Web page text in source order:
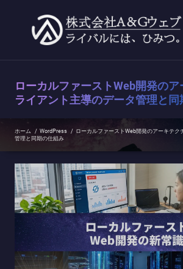
へ
ローカルファーストWeb開発のア
ライアント主導のデータ管理と同
ホーム / WordPress / ローカルファーストWeb開発のアーキテク
管理と同期の仕組み